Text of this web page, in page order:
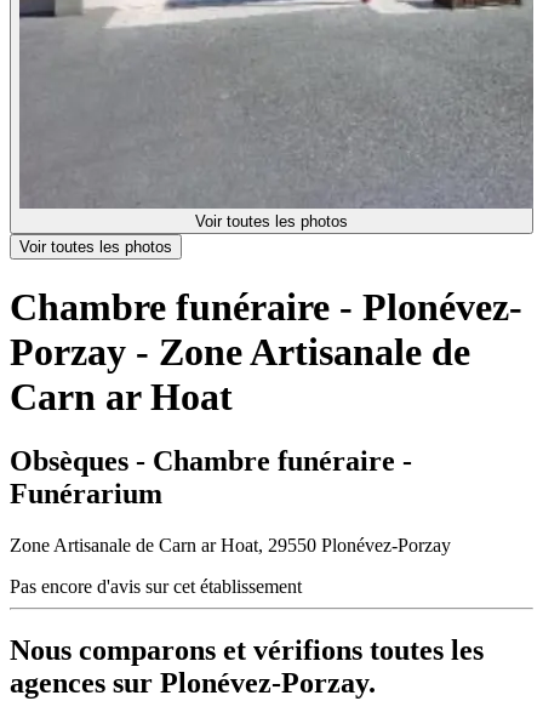
Voir toutes les photos
Voir toutes les photos
Chambre funéraire - Plonévez-
Porzay - Zone Artisanale de
Carn ar Hoat
Obsèques - Chambre funéraire -
Funérarium
Zone Artisanale de Carn ar Hoat, 29550 Plonévez-Porzay
Pas encore d'avis sur cet établissement
Nous comparons et vérifions toutes les
agences sur Plonévez-Porzay.